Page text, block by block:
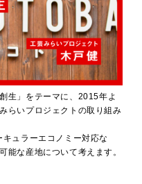
生」をテーマに、2015年よ
らいプロジェクトの取り組み
ュラーエコノミー対応な
能な産地について考えます。